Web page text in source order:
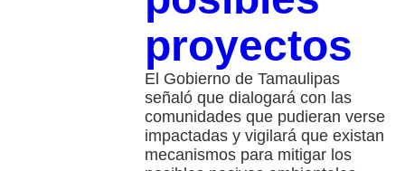
proyectos
El Gobierno de Tamaulipas
señaló que dialogará con las
comunidades que pudieran verse
impactadas y vigilará que existan
mecanismos para mitigar los